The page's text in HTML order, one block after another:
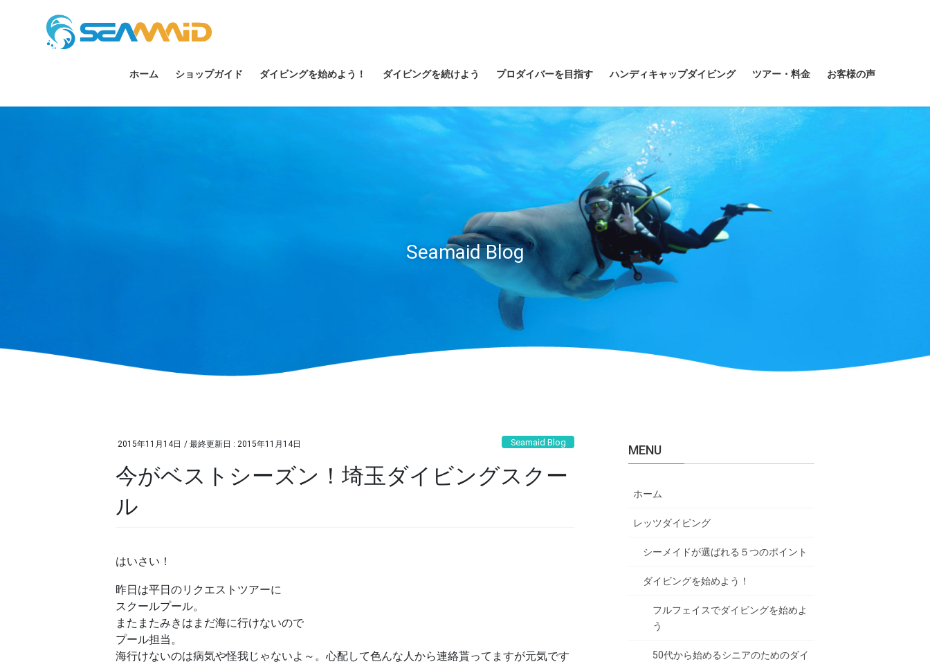
ホーム ショップガイド ダイビングを始めよう！ ダイビングを続けよう プロダイバーを目指す ハンディキャップダイビング ツアー・料金 お客様の声
Seamaid Blog
2015年11月14日 / 最終更新日 : 2015年11月14日 Seamaid Blog
今がベストシーズン！埼玉ダイビングスクー
ル
はいさい！
昨日は平日のリクエストツアーに
スクールプール。
またまたみきはまだ海に行けないので
プール担当。
海行けないのは病気や怪我じゃないよ～。心配して色んな人から連絡貰ってますが元気です
MENU
ホーム
レッツダイビング
シーメイドが選ばれる５つのポイント
ダイビングを始めよう！
フルフェイスでダイビングを始めよ
う
50代から始めるシニアのためのダイ